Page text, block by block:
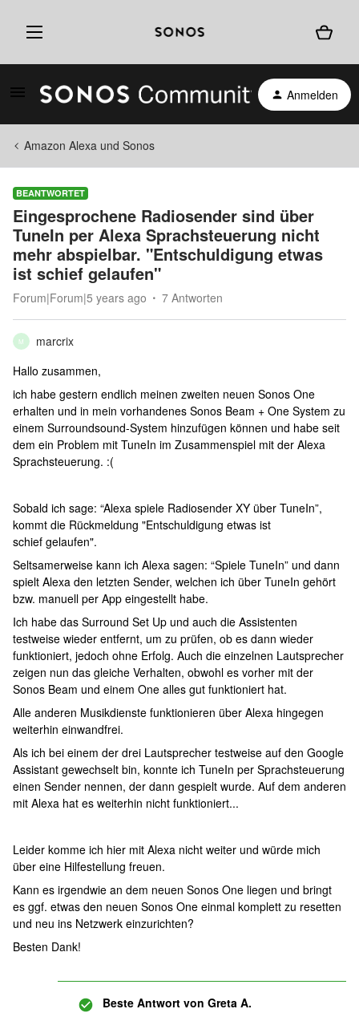
Anmelden
Amazon Alexa und Sonos
BEANTWORTET
Eingesprochene Radiosender sind über
TuneIn per Alexa Sprachsteuerung nicht
mehr abspielbar. "Entschuldigung etwas
ist schief gelaufen"
Forum|Forum|5 years ago 7 Antworten
M
marcrix
Hallo zusammen,
ich habe gestern endlich meinen zweiten neuen Sonos One
erhalten und in mein vorhandenes Sonos Beam + One System zu
einem Surroundsound-System hinzufügen können und habe seit
dem ein Problem mit TuneIn im Zusammenspiel mit der Alexa
Sprachsteuerung. :(
Sobald ich sage: “Alexa spiele Radiosender XY über TuneIn”,
kommt die Rückmeldung "Entschuldigung etwas ist
schief gelaufen".
Seltsamerweise kann ich Alexa sagen: “Spiele TuneIn” und dann
spielt Alexa den letzten Sender, welchen ich über TuneIn gehört
bzw. manuell per App eingestellt habe.
Ich habe das Surround Set Up und auch die Assistenten
testweise wieder entfernt, um zu prüfen, ob es dann wieder
funktioniert, jedoch ohne Erfolg. Auch die einzelnen Lautsprecher
zeigen nun das gleiche Verhalten, obwohl es vorher mit der
Sonos Beam und einem One alles gut funktioniert hat.
Alle anderen Musikdienste funktionieren über Alexa hingegen
weiterhin einwandfrei.
Als ich bei einem der drei Lautsprecher testweise auf den Google
Assistant gewechselt bin, konnte ich TuneIn per Sprachsteuerung
einen Sender nennen, der dann gespielt wurde. Auf dem anderen
mit Alexa hat es weiterhin nicht funktioniert...
Leider komme ich hier mit Alexa nicht weiter und würde mich
über eine Hilfestellung freuen.
Kann es irgendwie an dem neuen Sonos One liegen und bringt
es ggf. etwas den neuen Sonos One einmal komplett zu resetten
und neu ins Netzwerk einzurichten?
Besten Dank!
Beste Antwort von Greta A.